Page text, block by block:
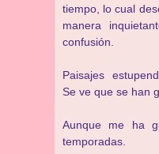
tiempo, lo cual
manera
confusión.
Paisajes
Se ve que se han
Aunque me ha
temporadas.